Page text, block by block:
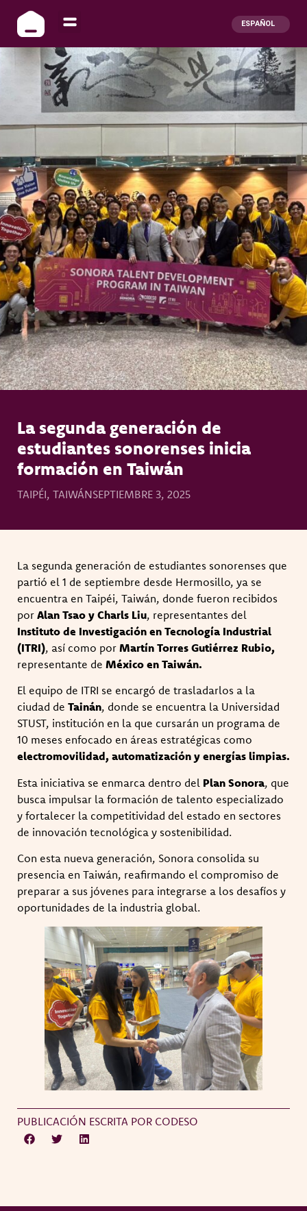
ESPAÑOL
ENGLISH
La segunda generación de
estudiantes sonorenses inicia
formación en Taiwán
TAIPÉI, TAIWÁNSEPTIEMBRE 3, 2025
La segunda generación de estudiantes sonorenses que
partió el 1 de septiembre desde Hermosillo, ya se
encuentra en Taipéi, Taiwán, donde fueron recibidos
por Alan Tsao y Charls Liu, representantes del
Instituto de Investigación en Tecnología Industrial
(ITRI), así como por Martín Torres Gutiérrez Rubio,
representante de México en Taiwán.
El equipo de ITRI se encargó de trasladarlos a la
ciudad de Tainán, donde se encuentra la Universidad
STUST, institución en la que cursarán un programa de
10 meses enfocado en áreas estratégicas como
electromovilidad, automatización y energías limpias.
Esta iniciativa se enmarca dentro del Plan Sonora, que
busca impulsar la formación de talento especializado
y fortalecer la competitividad del estado en sectores
de innovación tecnológica y sostenibilidad.
Con esta nueva generación, Sonora consolida su
presencia en Taiwán, reafirmando el compromiso de
preparar a sus jóvenes para integrarse a los desafíos y
oportunidades de la industria global.
PUBLICACIÓN ESCRITA POR CODESO